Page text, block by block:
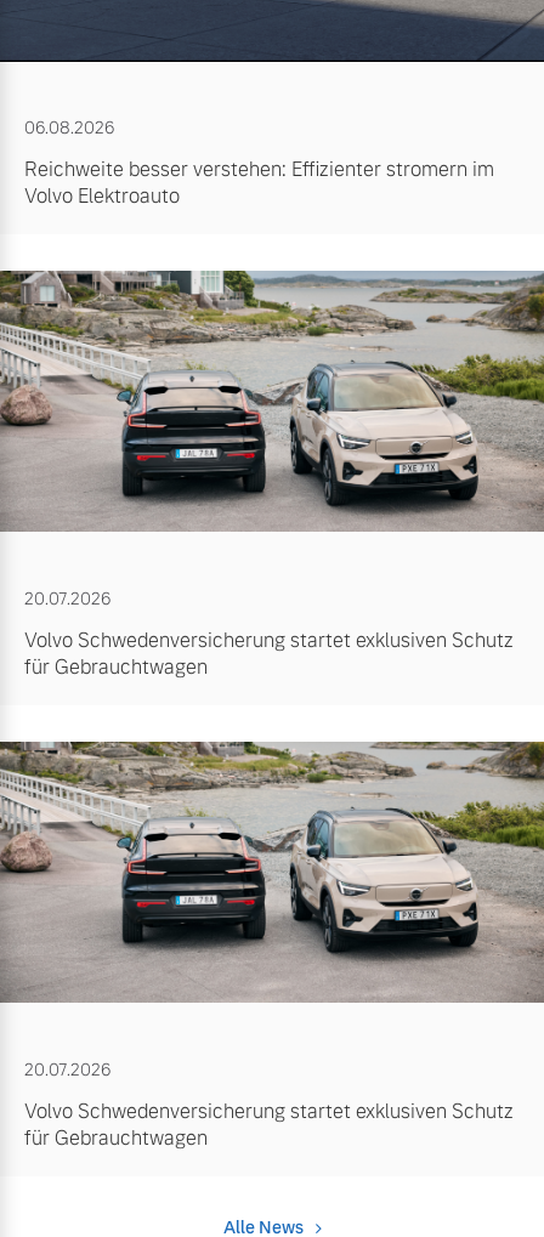
06.08.2026
Reichweite besser verstehen: Effizienter stromern im
Volvo Elektroauto
20.07.2026
Volvo Schwedenversicherung startet exklusiven Schutz
für Gebrauchtwagen
20.07.2026
Volvo Schwedenversicherung startet exklusiven Schutz
für Gebrauchtwagen
Alle News